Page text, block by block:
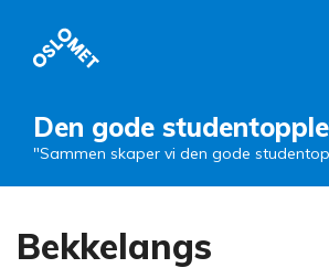
Den gode
"Sammen skaper vi den gode
Bekkelangs